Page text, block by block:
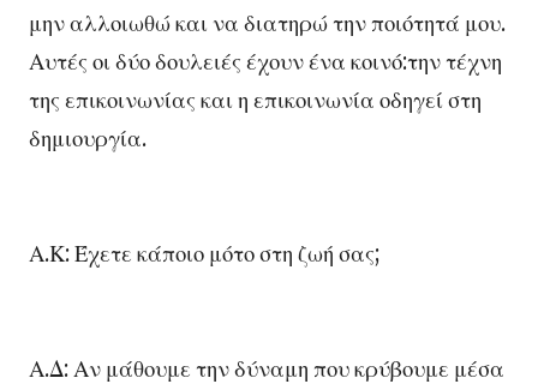
μην αλλοιωθώ και να διατηρώ την ποιότητά μου.
Αυτές οι δύο δουλειές έχουν ένα κοινό:την τέχνη
της επικοινωνίας και η επικοινωνία οδηγεί στη
δημιουργία.
Α.Κ: Έχετε κάποιο μότο στη ζωή σας;
Α.Δ: Αν μάθουμε την δύναμη που κρύβουμε μέσα